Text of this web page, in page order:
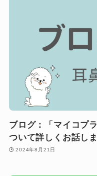
ブログ：「マイコプ
ついて詳しくお話し
2024年8月21日